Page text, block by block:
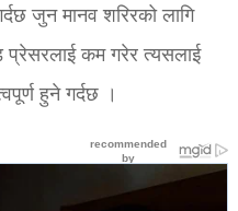
जुन मानव शरिरको लागि
प्रेसरलाई कम गरेर त्यसलाई
हुने गर्दछ ।